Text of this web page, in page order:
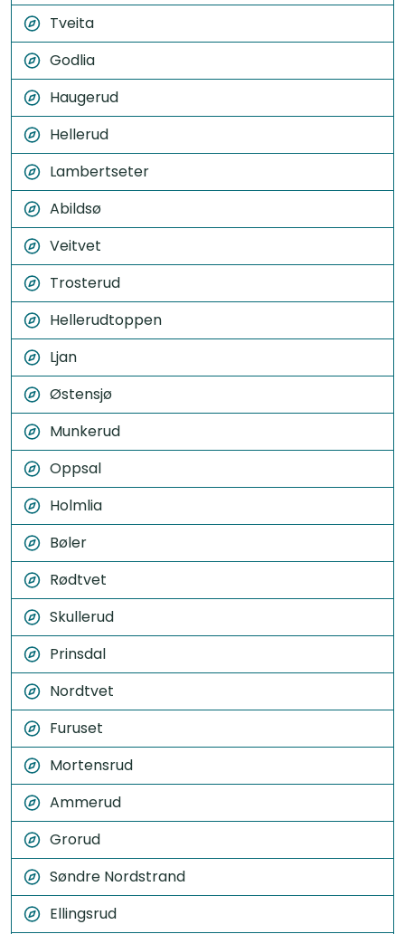
Tveita
Godlia
Haugerud
Hellerud
Lambertseter
Abildsø
Veitvet
Trosterud
Hellerudtoppen
Ljan
Østensjø
Munkerud
Oppsal
Holmlia
Bøler
Rødtvet
Skullerud
Prinsdal
Nordtvet
Furuset
Mortensrud
Ammerud
Grorud
Søndre Nordstrand
Ellingsrud